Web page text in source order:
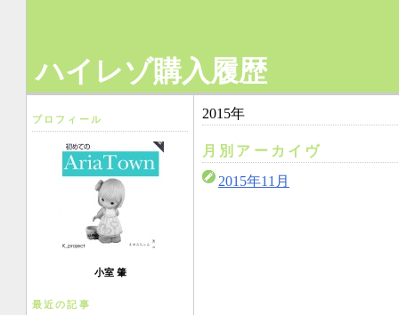
ハイレゾ購入履歴
プロフィール
小室 肇
最近の記事
2015年
月別アーカイヴ
2015年11月